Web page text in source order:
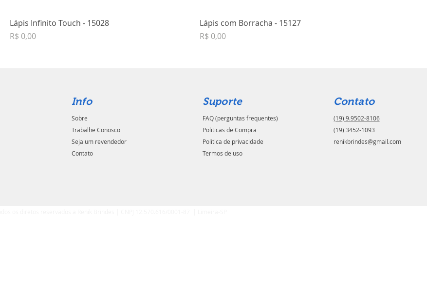
Lápis Infinito Touch - 15028
Preço
R$ 0,00
Lápis com Borracha - 15127
Preço
R$ 0,00
Info
Sobre
Trabalhe Conosco
Seja um revendedor
Contato
Suporte
FAQ (perguntas frequentes)
Politicas de Compra
Politica de privacidade
Termos de uso
Contato
(19) 9.9502-8106
(19) 3452-1093
renikbrindes@gmail.com